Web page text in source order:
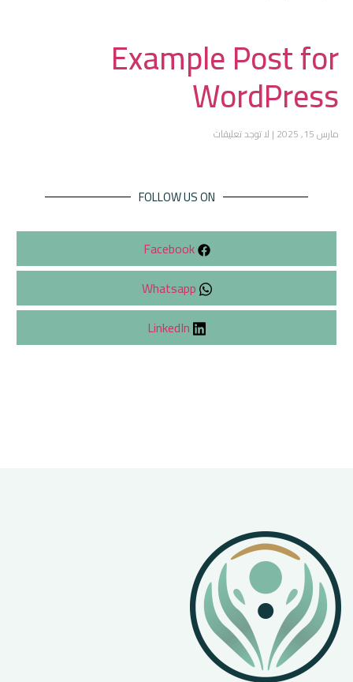
Example Post for
WordPress
مارس 15, 2025 لا توجد تعليقات
FOLLOW US ON
Facebook